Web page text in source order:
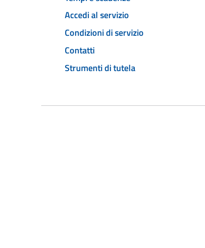
Accedi al servizio
Condizioni di servizio
Contatti
Strumenti di tutela